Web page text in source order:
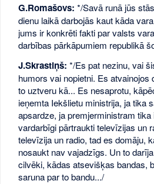
G.Romašovs: */Savā runā jūs
dienu laikā darbojās kaut kāda
jums ir konkrēti fakti par valsts
darbības pārkāpumiem republikā
J.Skrastiņš: */Es pat nezinu, vai
humors vai nopietni. Es atvainojos
to uztveru kā... Es nesaprotu,
ieņemta Iekšlietu ministrija, ja tika
apsardze, ja premjerministram
vardarbīgi pārtraukti televīzijas un
televīzija un radio, tad es domāju,
nosaukt nav vajadzīgs. Un to
cilvēki, kādas atsevišķas bandas,
saruna par to bandu.../